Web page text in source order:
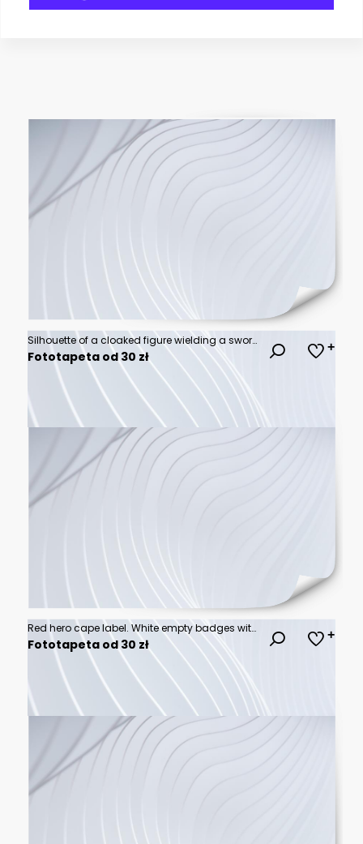
Silhouette of a cloaked figure wielding a sword, standing before a mysterious misty fortress at dawn, embodying fantasy and adventure.
Fototapeta od 30 zł
Red hero cape label. White empty badges with super hero, power man cloak. Cartoon vector mockup for kids product advertising. Super cloak hero for discount banner, child fashion mantle illustration
Fototapeta od 30 zł